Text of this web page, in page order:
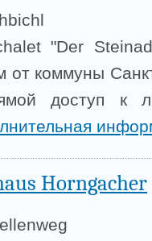
"Der
от коммуны
доступ к
Horngacher